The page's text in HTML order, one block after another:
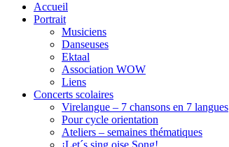
Accueil
Portrait
Musiciens
Danseuses
Ektaal
Association WOW
Liens
Concerts scolaires
Virelangue – 7 chansons en 7 langues
Pour cycle orientation
Ateliers – semaines thématiques